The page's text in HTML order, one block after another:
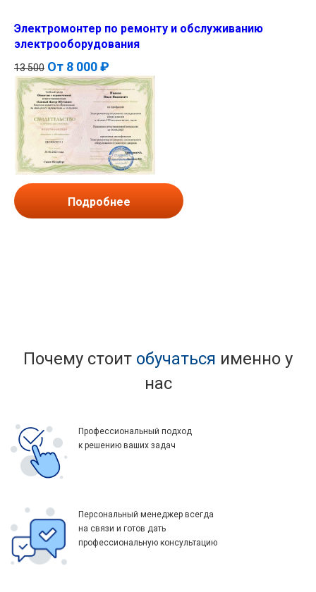
Электромонтер по ремонту и обслуживанию
электрооборудования
13 500 От 8 000 ₽
Подробнее
Почему стоит обучаться именно у
нас
Профессиональный подход
к решению ваших задач
Персональный менеджер всегда
на связи и готов дать
профессиональную консультацию